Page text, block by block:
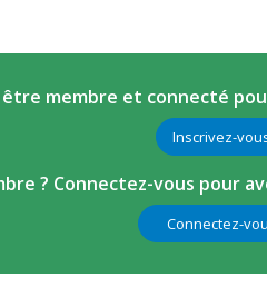
être membre et connecté
Inscrivez-
? Connectez-vous pour
Connectez-